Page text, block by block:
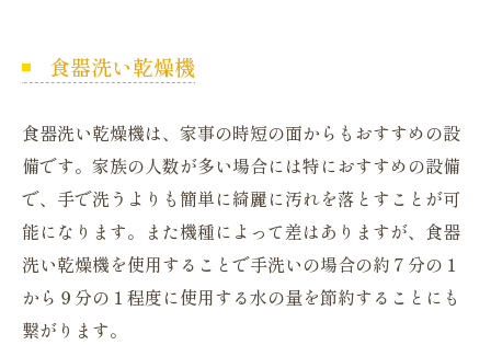
食器洗い乾燥機
食器洗い乾燥機は、家事の時短の面からもおすすめの設
備です。家族の人数が多い場合には特におすすめの設備
で、手で洗うよりも簡単に綺麗に汚れを落とすことが可
能になります。また機種によって差はありますが、食器
洗い乾燥機を使用することで手洗いの場合の約７分の１
から９分の１程度に使用する水の量を節約することにも
繋がります。